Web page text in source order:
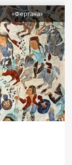
«Фергана»